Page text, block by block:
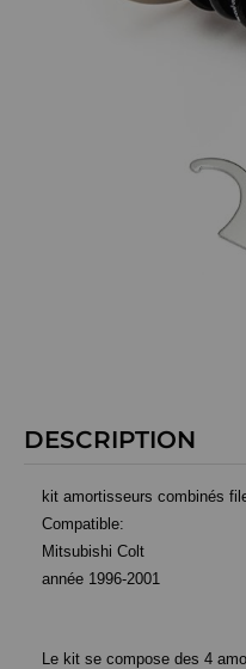
DESCRIPTION
kit amortisseurs combinés
Compatible:
Mitsubishi Colt
année 1996-2001
Le kit se compose des 4